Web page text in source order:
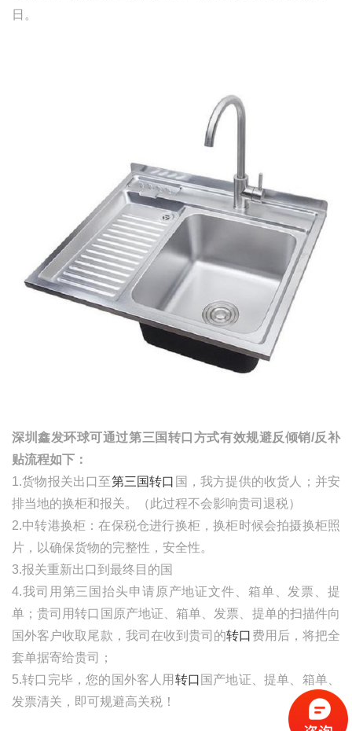
日。
深圳鑫发环球可通过第三国转口方式有效规避反倾销/反补
贴流程如下：
1.货物报关出口至第三国转口 国，我方提供的收货人；并安
排当地的换柜和报关。（此过程不会影响贵司退税）
2.中转港换柜：在保税仓进行换柜，换柜时候会拍摄换柜照
片，以确保货物的完整性，安全性。
3.报关重新出口到最终目的国
4.我司用第三国抬头申请原产地证文件、箱单、发票、提
单；贵司用转口国原产地证、箱单、发票、提单的扫描件向
国外客户收取尾款，我司在收到贵司的转口 费用后，将把全
套单据寄给贵司；
5.转口完毕，您的国外客人用 转口 国产地证、提单、箱单、
发票清关，即可规避高关税！